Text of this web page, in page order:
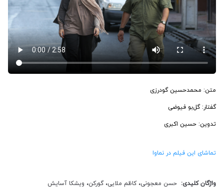
متن: محمدحسین گودرزی
گفتار: گل‌بو فیوضی
تدوین: حسین اکبری
تماشای این فیلم در نماوا
واژگان کلیدی: حسن معجونی، کاظم ملایی، گورکن، ویشکا آسایش